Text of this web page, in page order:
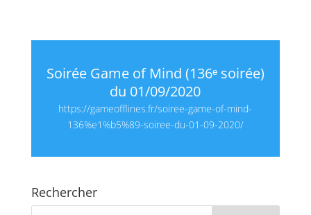
Soirée Game of Mind (136ᵉ soirée)
du 01/09/2020
https://gameofflines.fr/soiree-game-of-mind-
136%e1%b5%89-soiree-du-01-09-2020/
Rechercher